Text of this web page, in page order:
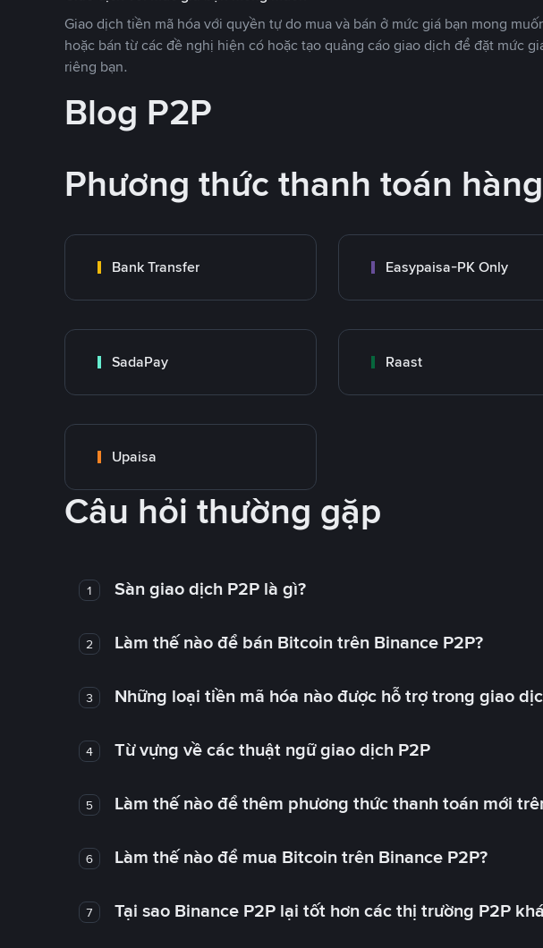
Giao dịch tiền mã hóa với quyền tự do mua và bán ở mức giá bạn mong
hoặc bán từ các đề nghị hiện có hoặc tạo quảng cáo giao dịch để đặt mức
riêng bạn.
Blog P2P
Phương thức thanh toán
Bank Transfer Easypaisa-PK Only
SadaPay Raast
Upaisa
Câu hỏi thường gặp
1 Sàn giao dịch P2P là gì?
2 Làm thế nào để bán Bitcoin trên Binance P2P?
3 Những loại tiền mã hóa nào được hỗ trợ trong giao
4 Từ vựng về các thuật ngữ giao dịch P2P
5 Làm thế nào để thêm phương thức thanh toán mới
6 Làm thế nào để mua Bitcoin trên Binance P2P?
7 Tại sao Binance P2P lại tốt hơn các thị trường P2P